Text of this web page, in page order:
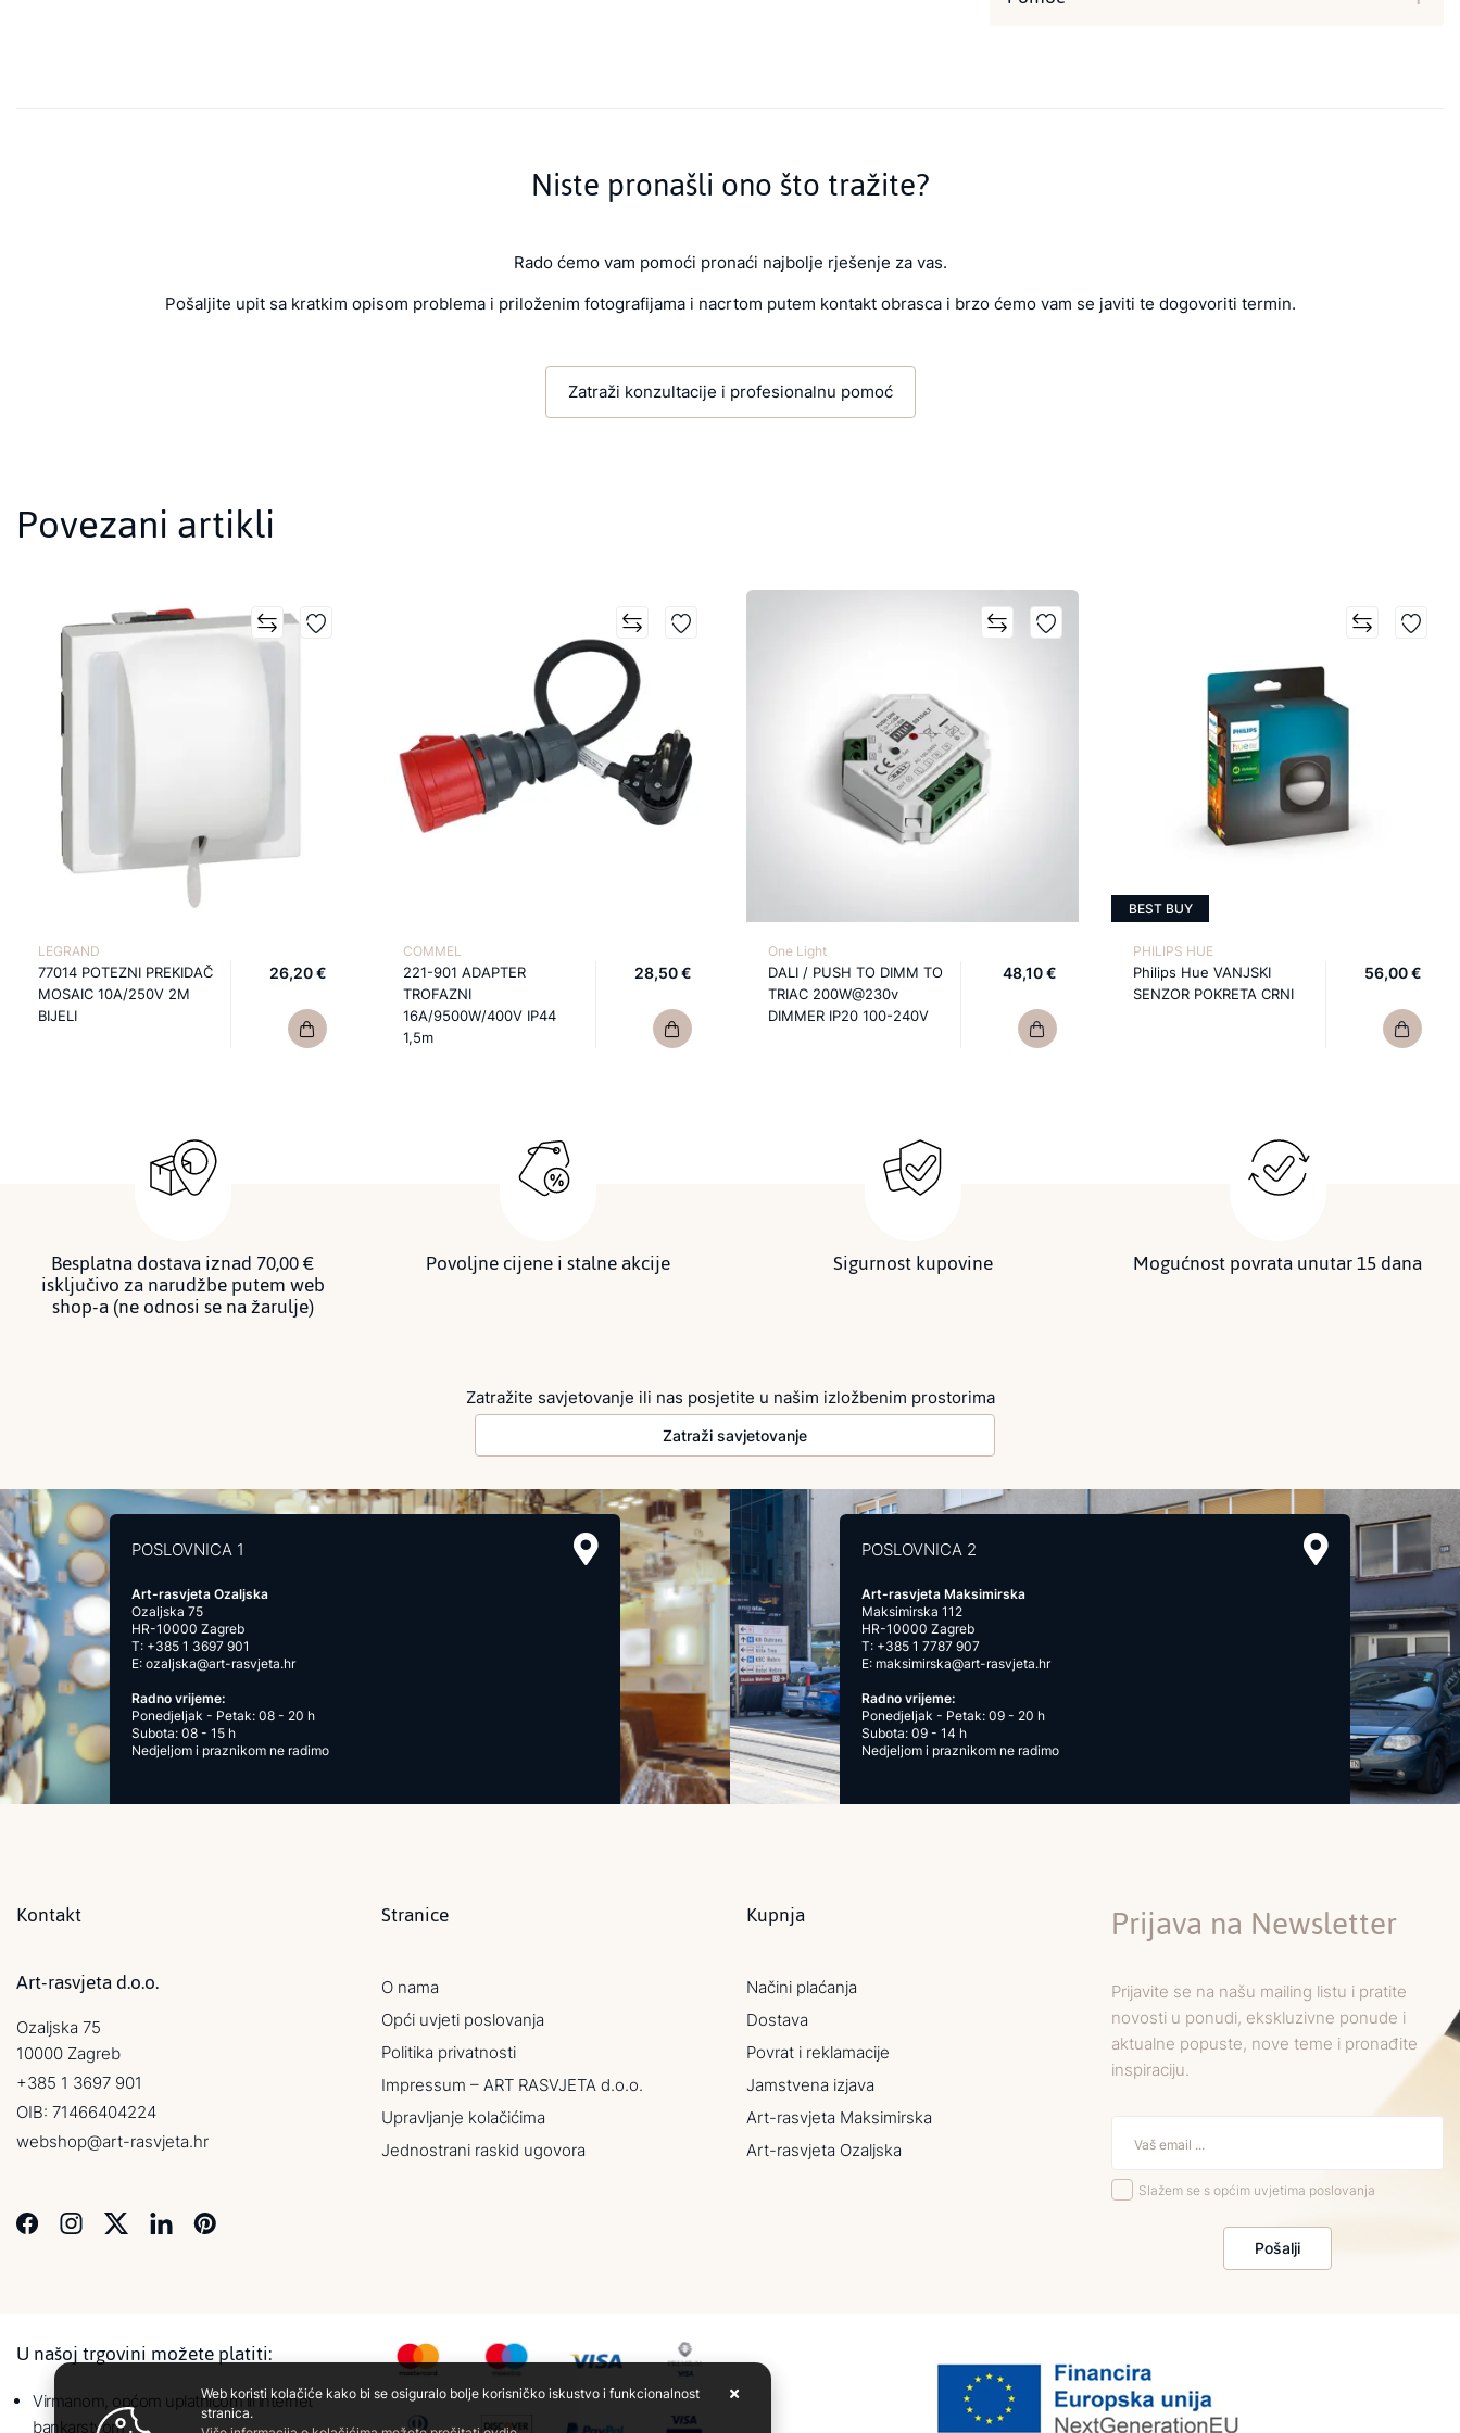
Niste pronašli ono što tražite?
Rado ćemo vam pomoći pronaći najbolje rješenje za vas.
Pošaljite upit sa kratkim opisom problema i priloženim fotografijama i nacrtom putem kontakt obrasca i brzo ćemo vam se javiti te dogovoriti termin.
Zatraži konzultacije i profesionalnu pomoć
Povezani artikli
LEGRAND
77014 POTEZNI PREKIDAČ
MOSAIC 10A/250V 2M
BIJELI
26,20 €
COMMEL
221-901 ADAPTER
TROFAZNI
16A/9500W/400V IP44
1,5m
28,50 €
One Light
DALI / PUSH TO DIMM TO
TRIAC 200W@230v
DIMMER IP20 100-240V
48,10 €
BEST BUY
PHILIPS HUE
Philips Hue VANJSKI
SENZOR POKRETA CRNI
56,00 €
Besplatna dostava iznad 70,00 €
isključivo za narudžbe putem web
shop-a (ne odnosi se na žarulje)
Povoljne cijene i stalne akcije Sigurnost kupovine Mogućnost povrata unutar 15 dana
Zatražite savjetovanje ili nas posjetite u našim izložbenim prostorima
Zatraži savjetovanje
POSLOVNICA 1
Art-rasvjeta Ozaljska
Ozaljska 75
HR-10000 Zagreb
T: +385 1 3697 901
E: ozaljska@art-rasvjeta.hr
Radno vrijeme:
Ponedjeljak - Petak: 08 - 20 h
Subota: 08 - 15 h
Nedjeljom i praznikom ne radimo
POSLOVNICA 2
Art-rasvjeta Maksimirska
Maksimirska 112
HR-10000 Zagreb
T: +385 1 7787 907
E: maksimirska@art-rasvjeta.hr
Radno vrijeme:
Ponedjeljak - Petak: 09 - 20 h
Subota: 09 - 14 h
Nedjeljom i praznikom ne radimo
Kontakt
Art-rasvjeta d.o.o.
Ozaljska 75
10000 Zagreb
+385 1 3697 901
OIB: 71466404224
webshop@art-rasvjeta.hr
Stranice
O nama
Opći uvjeti poslovanja
Politika privatnosti
Impressum – ART RASVJETA d.o.o.
Upravljanje kolačićima
Jednostrani raskid ugovora
Kupnja
Načini plaćanja
Dostava
Povrat i reklamacije
Jamstvena izjava
Art-rasvjeta Maksimirska
Art-rasvjeta Ozaljska
Prijava na Newsletter
Prijavite se na našu mailing listu i pratite
novosti u ponudi, ekskluzivne ponude i
aktualne popuste, nove teme i pronađite
inspiraciju.
Slažem se s općim uvjetima poslovanja
Pošalji
U našoj trgovini možete platiti:
Virmanom, općom uplatnicom ili internet
bankarstvom
Web koristi kolačiće kako bi se osiguralo bolje korisničko iskustvo i funkcionalnost
stranica.